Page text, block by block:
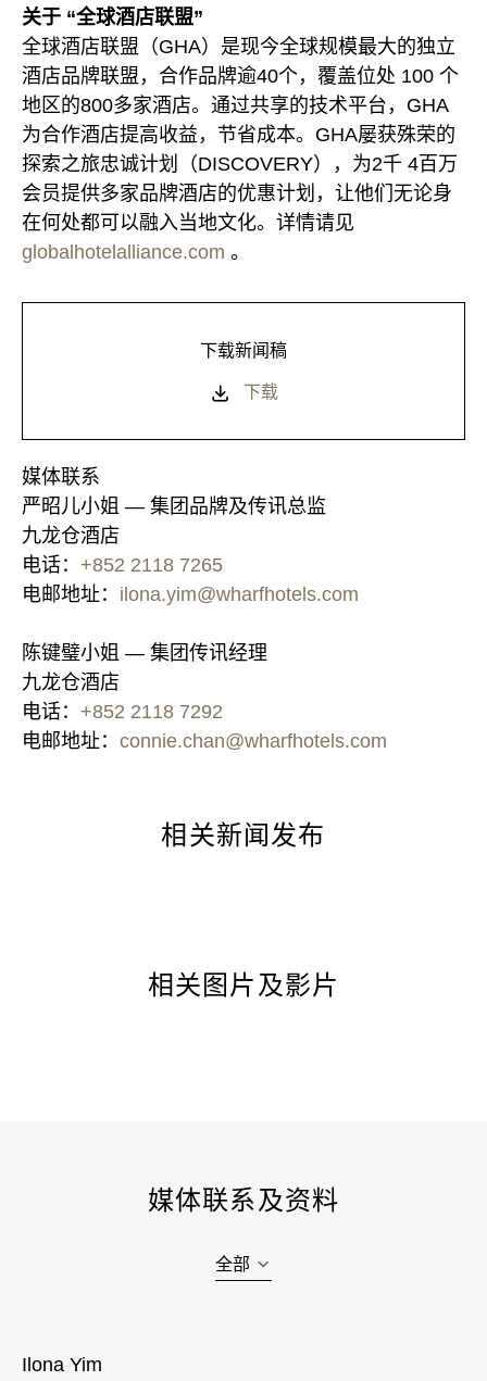
关于 “全球酒店联盟”
全球酒店联盟（GHA）是现今全球规模最大的独立
酒店品牌联盟，合作品牌逾40个，覆盖位处 100 个
地区的800多家酒店。通过共享的技术平台，GHA
为合作酒店提高收益，节省成本。GHA屡获殊荣的
探索之旅忠诚计划（DISCOVERY），为2千 4百万
会员提供多家品牌酒店的优惠计划，让他们无论身
在何处都可以融入当地文化。详情请见
globalhotelalliance.com 。
下载新闻稿
下载
媒体联系
严昭儿小姐 — 集团品牌及传讯总监
九龙仓酒店
电话： +852 2118 7265
电邮地址： ilona.yim@wharfhotels.com
陈键璧小姐 — 集团传讯经理
九龙仓酒店
电话： +852 2118 7292
电邮地址： connie.chan@wharfhotels.com
相关新闻发布
相关图片及影片
媒体联系及资料
全部
Ilona Yim